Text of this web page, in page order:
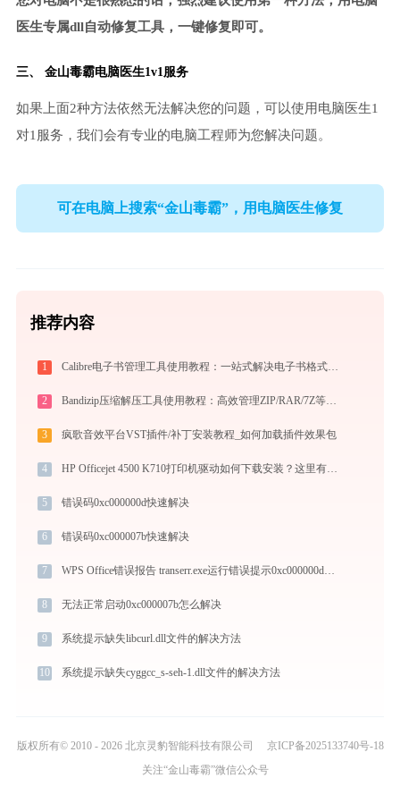
医生专属dll自动修复工具，一键修复即可。
三、 金山毒霸电脑医生1v1服务
如果上面2种方法依然无法解决您的问题，可以使用电脑医生1
对1服务，我们会有专业的电脑工程师为您解决问题。
可在电脑上搜索“金山毒霸”，用电脑医生修复
推荐内容
1 Calibre电子书管理工具使用教程：一站式解决电子书格式转换、元数据管理与设备同步
2 Bandizip压缩解压工具使用教程：高效管理ZIP/RAR/7Z等30+格式的免费压缩神器
3 疯歌音效平台VST插件/补丁安装教程_如何加载插件效果包
4 HP Officejet 4500 K710打印机驱动如何下载安装？这里有你需要的所有信息
5 错误码0xc000000d快速解决
6 错误码0xc000007b快速解决
7 WPS Office错误报告 transerr.exe运行错误提示0xc000000d的解决办法
8 无法正常启动0xc000007b怎么解决
9 系统提示缺失libcurl.dll文件的解决方法
10 系统提示缺失cyggcc_s-seh-1.dll文件的解决方法
版权所有© 2010 - 2026 北京灵豹智能科技有限公司
京ICP备2025133740号-18
关注“金山毒霸”微信公众号